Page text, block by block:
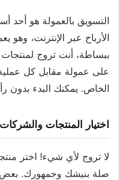
التسويق بالعمولة هو
الأرباح عبر الإنترنت،
ببساطة، أنت تروج
على عمولة مقابل كل
الخاص. يمكنك البدء بدون
اختيار المنتجات والشركات
لا تروج لأي شيء! اختر
صلة بنيشك وجمهورك. بعض